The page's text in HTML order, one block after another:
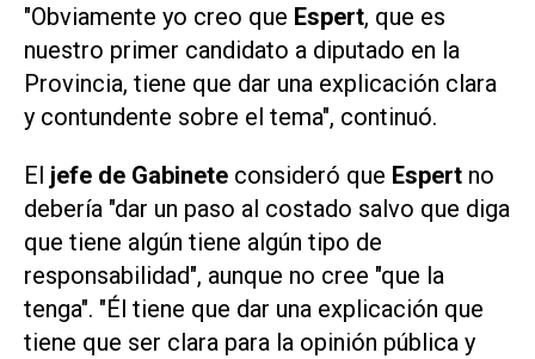
"Obviamente yo creo que Espert, que es
nuestro primer candidato a diputado en la
Provincia, tiene que dar una explicación clara
y contundente sobre el tema", continuó.
El jefe de Gabinete consideró que Espert no
debería "dar un paso al costado salvo que diga
que tiene algún tiene algún tipo de
responsabilidad", aunque no cree "que la
tenga". "Él tiene que dar una explicación que
tiene que ser clara para la opinión pública y